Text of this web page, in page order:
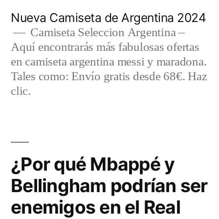
contenido
Nueva Camiseta de Argentina 2024
Camiseta Seleccion Argentina –
Aquí encontrarás más fabulosas ofertas
en camiseta argentina messi y maradona.
Tales como: Envío gratis desde 68€. Haz
clic.
¿Por qué Mbappé y
Bellingham podrían ser
enemigos en el Real